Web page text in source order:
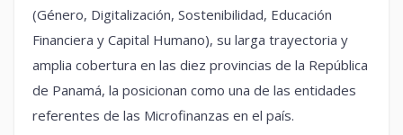
(Género, Digitalización, Sostenibilidad, Educación
Financiera y Capital Humano), su larga trayectoria y
amplia cobertura en las diez provincias de la República
de Panamá, la posicionan como una de las entidades
referentes de las Microfinanzas en el país.